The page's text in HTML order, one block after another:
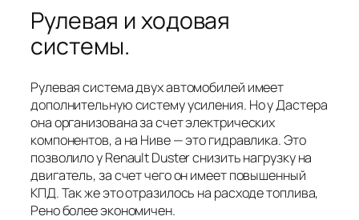
Рулевая и ходовая
системы.
Рулевая система двух автомобилей имеет
дополнительную систему усиления. Но у Дастера
она организована за счет электрических
компонентов, а на Ниве — это гидравлика. Это
позволило у Renault Duster снизить нагрузку на
двигатель, за счет чего он имеет повышенный
КПД. Так же это отразилось на расходе топлива,
Рено более экономичен.